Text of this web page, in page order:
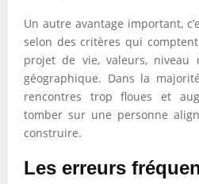
Un autre avantage important,
selon des critères qui
projet de vie, valeurs, niveau
géographique. Dans la
rencontres trop floues et
tomber sur une personne
construire.
Les erreurs